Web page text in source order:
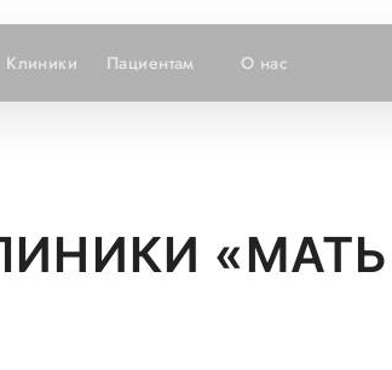
Клиники Пациентам О нас
«МАТЬ